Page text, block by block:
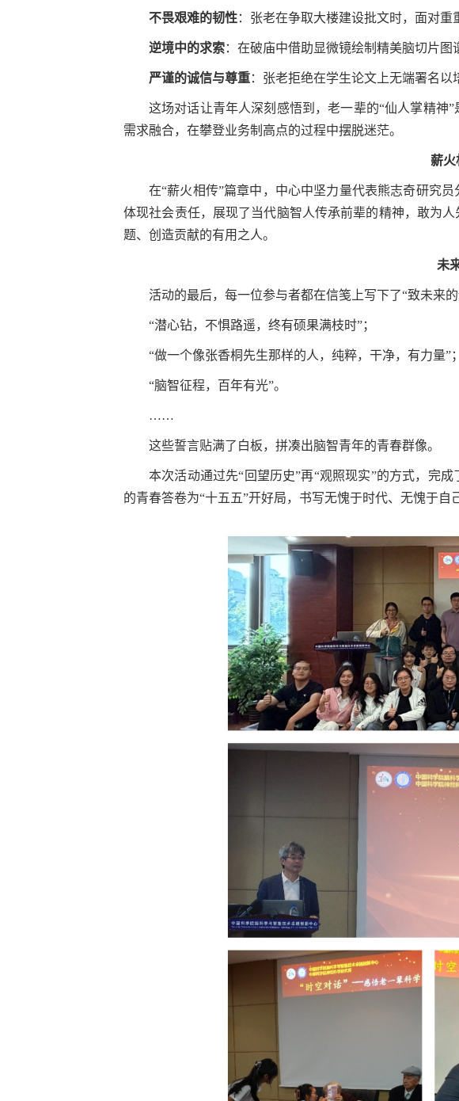
不畏艰难的韧性：张老在争取大楼建设批文时，面对重
逆境中的求索：在破庙中借助显微镜绘制精美脑切片图
严谨的诚信与尊重：张老拒绝在学生论文上无端署名以
这场对话让青年人深刻感悟到，老一辈的“仙人掌精神
需求融合，在攀登业务制高点的过程中摆脱迷茫。
薪
在“薪火相传”篇章中，中心中坚力量代表熊志奇研究员
体现社会责任，展现了当代脑智人传承前辈的精神，敢为
题、创造贡献的有用之人。
未
活动的最后，每一位参与者都在信笺上写下了“致未来的
“潜心钻，不惧路遥，终有硕果满枝时”；
“做一个像张香桐先生那样的人，纯粹，干净，有力量”；
“脑智征程，百年有光”。
……
这些誓言贴满了白板，拼凑出脑智青年的青春群像。
本次活动通过先“回望历史”再“观照现实”的方式，完
的青春答卷为“十五五”开好局，书写无愧于时代、无愧于自